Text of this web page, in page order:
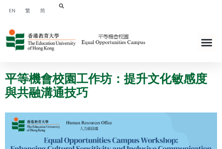
EN 繁 简
平等機會校園工作坊：提升文化敏感度
與共融溝通技巧